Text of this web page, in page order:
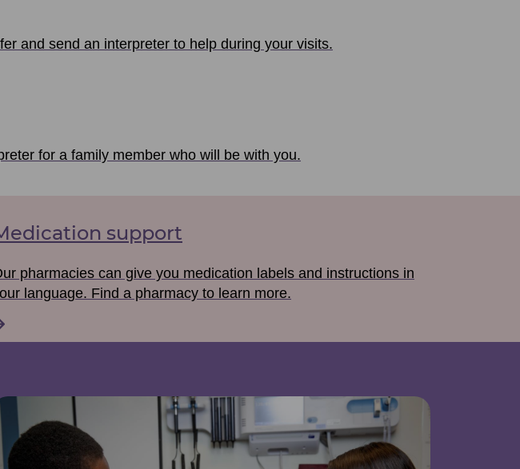
and send an interpreter to help during your visits.
for a family member who will be with you.
support
pharmacies can give you medication labels and instructions in
language. Find a pharmacy to learn more.